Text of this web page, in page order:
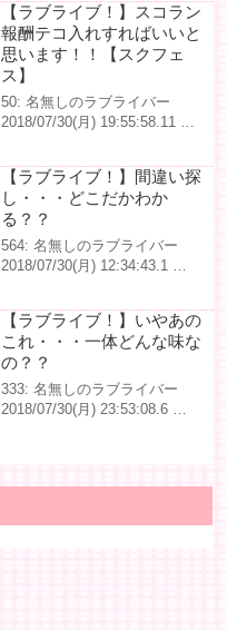
【ラブライブ！】スコラン
報酬テコ入れすればいいと
思います！！【スクフェ
ス】
50: 名無しのラブライバー
2018/07/30(月) 19:55:58.11 …
【ラブライブ！】間違い探
し・・・どこだかわか
る？？
564: 名無しのラブライバー
2018/07/30(月) 12:34:43.1 …
【ラブライブ！】いやあの
これ・・・一体どんな味な
の？？
333: 名無しのラブライバー
2018/07/30(月) 23:53:08.6 …